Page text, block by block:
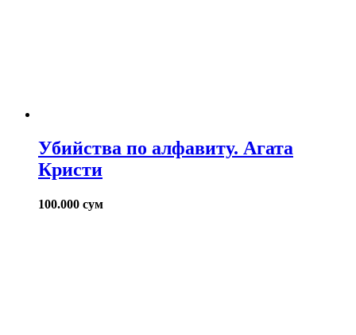
Убийства по алфавиту. Агата
Кристи
100.000 сум